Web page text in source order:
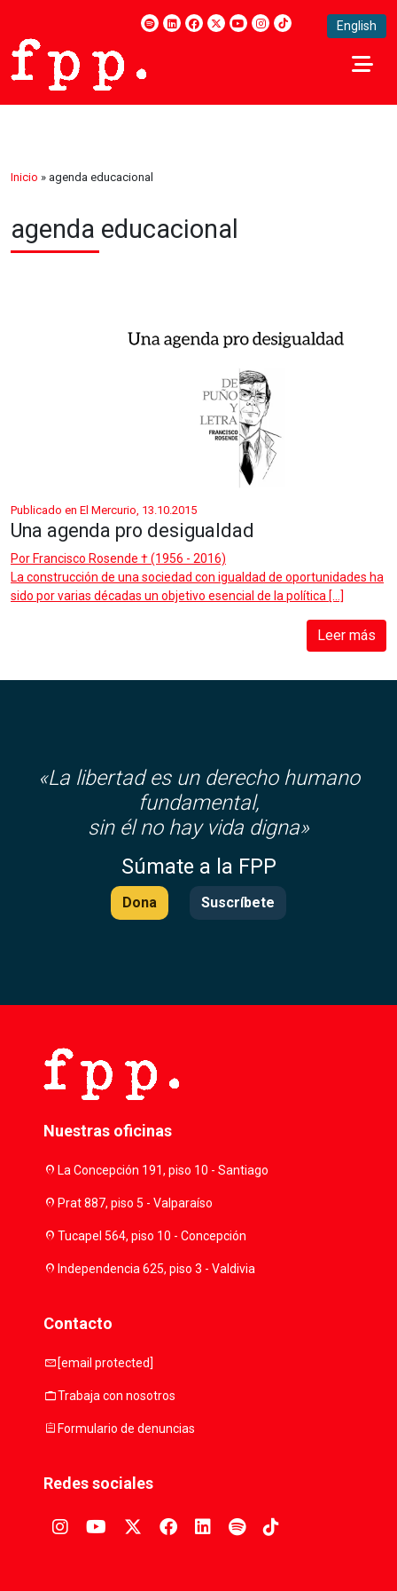
English
Inicio » agenda educacional
agenda educacional
Publicado en El Mercurio, 13.10.2015
Una agenda pro desigualdad
PorFrancisco Rosende † (1956 - 2016)
La construcción de una sociedad con igualdad de oportunidades ha
sido por varias décadas un objetivo esencial de la política […]
Leer más
«La libertad es un derecho humano
fundamental,
sin él no hay vida digna»
Súmate a la FPP
Dona Suscríbete
Nuestras oficinas
location_onLa Concepción 191, piso 10 - Santiago
location_onPrat 887, piso 5 - Valparaíso
location_onTucapel 564, piso 10 - Concepción
location_onIndependencia 625, piso 3 - Valdivia
Contacto
mail [email protected]
workTrabaja con nosotros
assignmentFormulario de denuncias
Redes sociales